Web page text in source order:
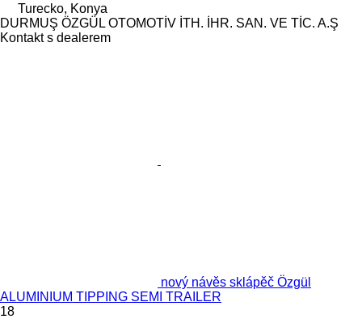
Turecko, Konya
DURMUŞ ÖZGÜL OTOMOTİV İTH. İHR. SAN. VE TİC. A.Ş
Kontakt s dealerem
nový návěs sklápěč Özgül
ALUMINIUM TIPPING SEMI TRAILER
18